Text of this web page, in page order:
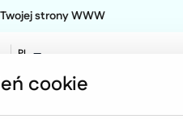
strony WWW
PL
EN
NOcookie